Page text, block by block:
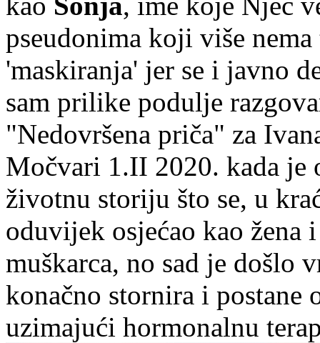
pseudonima koji više
'maskiranja' jer se i javno
sam prilike podulje
"Nedovršena priča" za
Močvari 1.II 2020. kada
životnu storiju što se, u
oduvijek osjećao kao
muškarca, no sad je došlo
konačno stornira i postane
uzimajući hormonalnu